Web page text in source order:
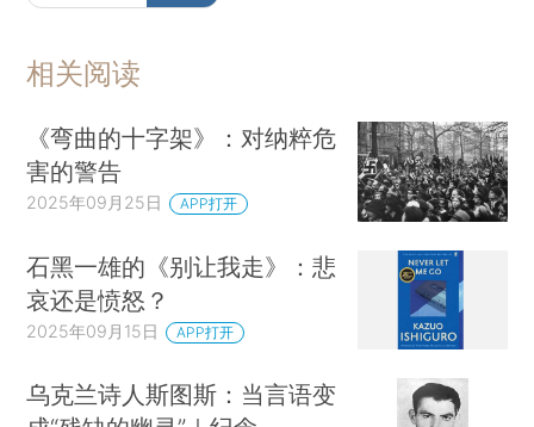
相关阅读
《弯曲的十字架》：对纳粹危
害的警告
2025年09月25日 APP打开
石黑一雄的《别让我走》：悲
哀还是愤怒？
2025年09月15日 APP打开
乌克兰诗人斯图斯：当言语变